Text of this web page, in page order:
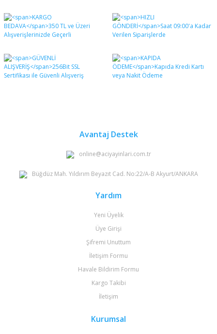
Bu ürüne ilk yorumu siz yapın!
Yorum Yaz
Bu ürünün fiyat bilgisi, resim, ürün açıklamalarında ve
diğer konularda yetersiz gördüğünüz noktaları öneri
formunu kullanarak tarafımıza iletebilirsiniz.
Görüş ve önerileriniz için teşekkür ederiz.
Ürün resmi kalitesiz, bozuk veya görüntülenemiyor.
Ürün açıklamasında eksik bilgiler bulunuyor.
Avantaj Destek
online@aciyayinlari.com.tr
Büğdüz Mah. Yıldırım Beyazıt Cad. No:22/A-B Akyurt/ANKARA
Yardım
Yeni Üyelik
Üye Girişi
Şifremi Unuttum
İletişim Formu
Havale Bildirim Formu
Kargo Takibi
İletişim
Kurumsal